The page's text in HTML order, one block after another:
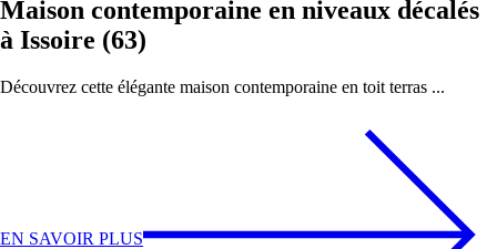
Maison contemporaine en niveaux décalés
à Issoire (63)
Découvrez cette élégante maison contemporaine en toit terras ...
EN SAVOIR PLUS